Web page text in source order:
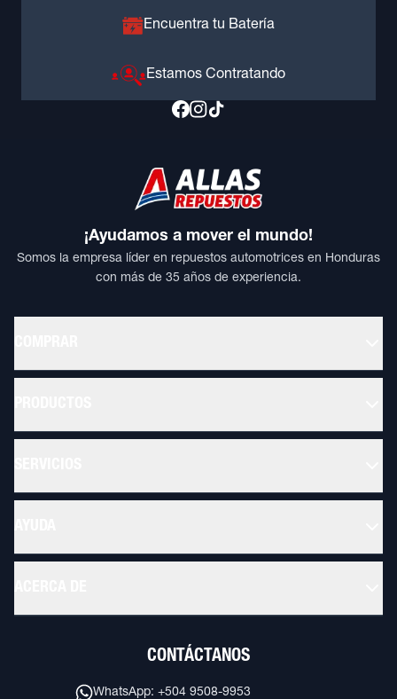
Encuentra tu Batería
Estamos Contratando
¡Ayudamos a mover el mundo!
Somos la empresa líder en repuestos automotrices en Honduras
con más de 35 años de experiencia.
CONTÁCTANOS
WhatsApp: +504 9508-9953